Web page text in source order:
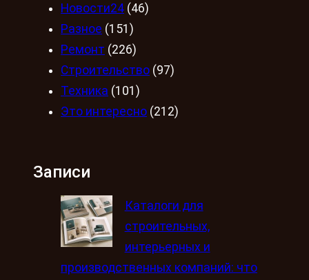
Новости24 (46)
Разное (151)
Ремонт (226)
Строительство (97)
Техника (101)
Это интересно (212)
Записи
Каталоги для
строительных,
интерьерных и
производственных компаний: что